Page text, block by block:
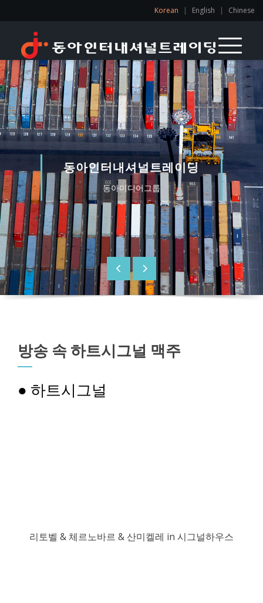
Korean English Chinese
동아인터내셔널트레이딩
동아미디어그룹
동아인터내셔널트레이딩
동아미디어그룹
방송 속 하트시그널 맥주
● 하트시그널
리토벨 & 체르노바르 & 산미켈레 in 시그널하우스